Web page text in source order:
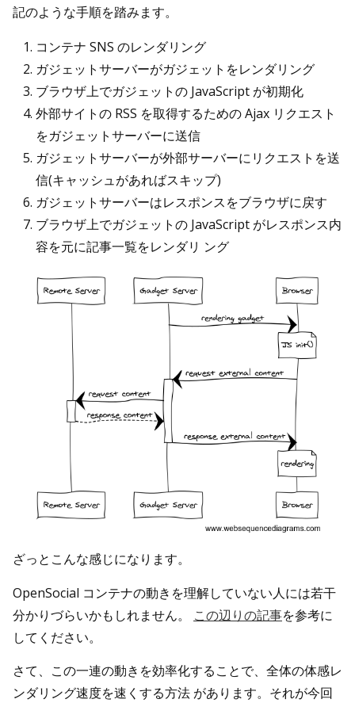
記のような手順を踏みます。
コンテナ SNS のレンダリング
ガジェットサーバーがガジェットをレンダリング
ブラウザ上でガジェットの JavaScript が初期化
外部サイトの RSS を取得するための Ajax リクエスト
をガジェットサーバーに送信
ガジェットサーバーが外部サーバーにリクエストを送
信(キャッシュがあればスキップ)
ガジェットサーバーはレスポンスをブラウザに戻す
ブラウザ上でガジェットの JavaScript がレスポンス内
容を元に記事一覧をレンダリ ング
ざっとこんな感じになります。
OpenSocial コンテナの動きを理解していない人には若干
分かりづらいかもしれません。 この辺りの記事を参考に
してください。
さて、この一連の動きを効率化することで、全体の体感レ
ンダリング速度を速くする方法 があります。それが今回